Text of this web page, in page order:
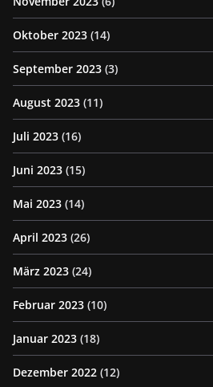
Oktober 2023 (14)
September 2023 (3)
August 2023 (11)
Juli 2023 (16)
Juni 2023 (15)
Mai 2023 (14)
April 2023 (26)
März 2023 (24)
Februar 2023 (10)
Januar 2023 (18)
Dezember 2022 (12)